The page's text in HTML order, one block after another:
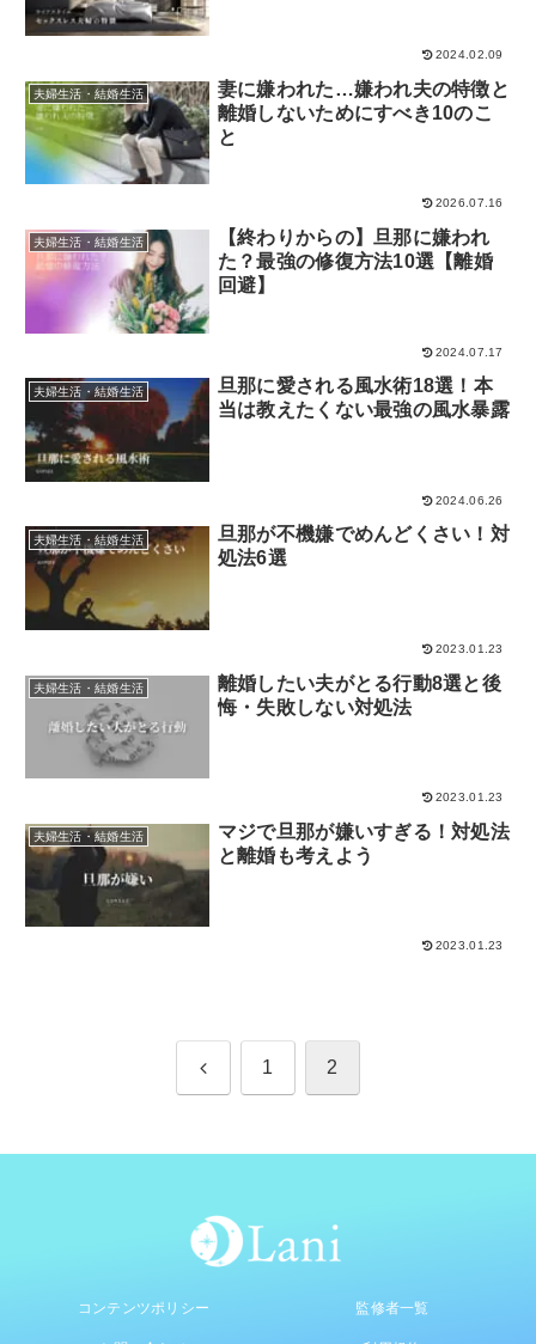
2024.02.09
夫婦生活・結婚生活
妻に嫌われた…嫌われ夫の特徴と
離婚しないためにすべき10のこ
と
2026.07.16
夫婦生活・結婚生活
【終わりからの】旦那に嫌われ
た？最強の修復方法10選【離婚
回避】
2024.07.17
夫婦生活・結婚生活
旦那に愛される風水術18選！本
当は教えたくない最強の風水暴露
2024.06.26
夫婦生活・結婚生活
旦那が不機嫌でめんどくさい！対
処法6選
2023.01.23
夫婦生活・結婚生活
離婚したい夫がとる行動8選と後
悔・失敗しない対処法
2023.01.23
夫婦生活・結婚生活
マジで旦那が嫌いすぎる！対処法
と離婚も考えよう
2023.01.23
前 1 2
コンテンツポリシー 監修者一覧